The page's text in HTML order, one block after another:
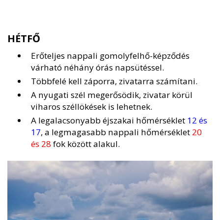
HÉTFŐ
Erőteljes nappali gomolyfelhő-képződés
várható néhány órás napsütéssel.
Többfelé kell záporra, zivatarra számítani.
A nyugati szél megerősödik, zivatar körül
viharos széllökések is lehetnek.
A legalacsonyabb éjszakai hőmérséklet 12 és
17, a legmagasabb nappali hőmérséklet 20
és 28 fok között alakul.